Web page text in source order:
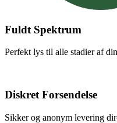
Fuldt Spektrum
Perfekt lys til alle stadier af
Diskret Forsendelse
Sikker og anonym levering